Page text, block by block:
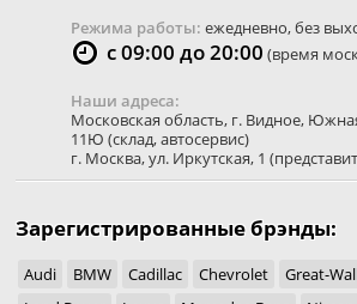
Режима работы: ежедневно, без
с 09:00 до 20:00 (время
Наши адреса:
Московская область, г. Видное,
11Ю (склад, автосервис)
г. Москва,ул. Иркутская, 1
Зарегистрированные брэнды:
Audi BMW Cadillac Chevrolet Great-